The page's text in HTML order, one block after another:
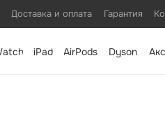
Гарантия
Доставка и оплата
Dyson
AirPods
iPad